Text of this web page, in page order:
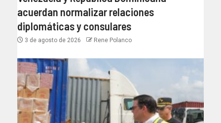
acuerdan normalizar relaciones
diplomáticas y consulares
3 de agosto de 2026 Rene Polanco